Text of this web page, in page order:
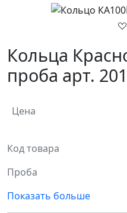
Кольца
проба арт.
Цена
Код товара
Проба
Показать больше